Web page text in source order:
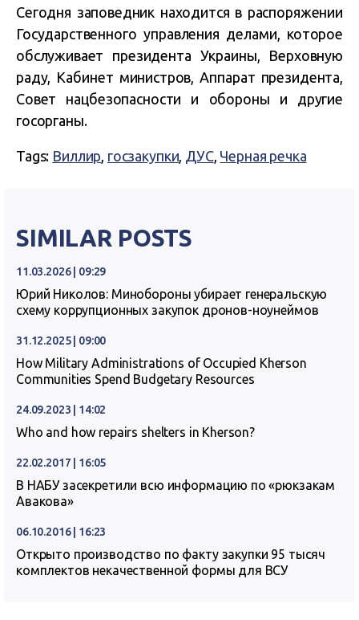
Сегодня заповедник находится в распоряжении
Государственного управления делами, которое
обслуживает президента Украины, Верховную
раду, Кабинет министров, Аппарат президента,
Совет нацбезопасности и обороны и другие
госорганы.
Tags: Виллир, госзакупки, ДУС, Черная речка
SIMILAR POSTS
11.03.2026 | 09:29
Юрий Николов: Минобороны убирает генеральскую
схему коррупционных закупок дронов-ноунеймов
31.12.2025 | 09:00
How Military Administrations of Occupied Kherson
Communities Spend Budgetary Resources
24.09.2023 | 14:02
Who and how repairs shelters in Kherson?
22.02.2017 | 16:05
В НАБУ засекретили всю информацию по «рюкзакам
Авакова»
06.10.2016 | 16:23
Открыто производство по факту закупки 95 тысяч
комплектов некачественной формы для ВСУ